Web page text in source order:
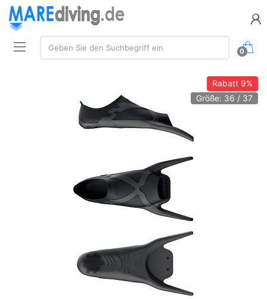
Suche:
Geben Sie den Suchbegriff ein
0
Rabatt9%
Größe: 36 / 37